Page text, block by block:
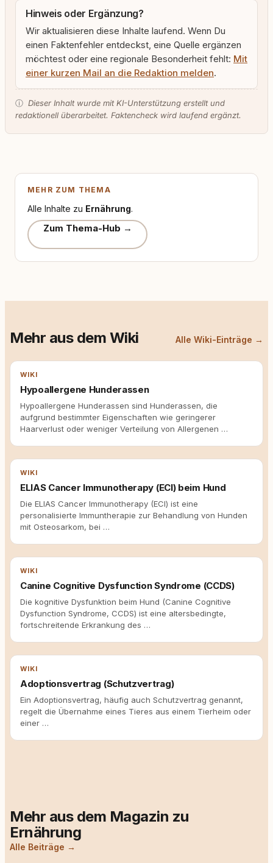
Hinweis oder Ergänzung?
Wir aktualisieren diese Inhalte laufend. Wenn Du
einen Faktenfehler entdeckst, eine Quelle ergänzen
möchtest oder eine regionale Besonderheit fehlt: Mit
einer kurzen Mail an die Redaktion melden.
ⓘ Dieser Inhalt wurde mit KI-Unterstützung erstellt und
redaktionell überarbeitet. Faktencheck wird laufend ergänzt.
MEHR ZUM THEMA
Alle Inhalte zu Ernährung.
Zum Thema-Hub →
Mehr aus dem Wiki Alle Wiki-Einträge →
WIKI
Hypoallergene Hunderassen
Hypoallergene Hunderassen sind Hunderassen, die
aufgrund bestimmter Eigenschaften wie geringerer
Haarverlust oder weniger Verteilung von Allergenen …
WIKI
ELIAS Cancer Immunotherapy (ECI) beim Hund
Die ELIAS Cancer Immunotherapy (ECI) ist eine
personalisierte Immuntherapie zur Behandlung von Hunden
mit Osteosarkom, bei …
WIKI
Canine Cognitive Dysfunction Syndrome (CCDS)
Die kognitive Dysfunktion beim Hund (Canine Cognitive
Dysfunction Syndrome, CCDS) ist eine altersbedingte,
fortschreitende Erkrankung des …
WIKI
Adoptionsvertrag (Schutzvertrag)
Ein Adoptionsvertrag, häufig auch Schutzvertrag genannt,
regelt die Übernahme eines Tieres aus einem Tierheim oder
einer …
Mehr aus dem Magazin zu
Ernährung
Alle Beiträge →